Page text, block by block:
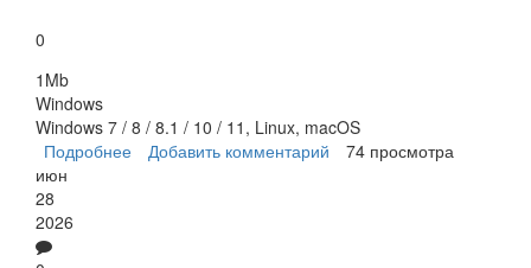
0
1Mb
Windows
Windows 7 / 8 / 8.1 / 10 / 11, Linux, macOS
Подробнее о OptiPNG
Добавить комментарий
74 просмотра
июн
28
2026